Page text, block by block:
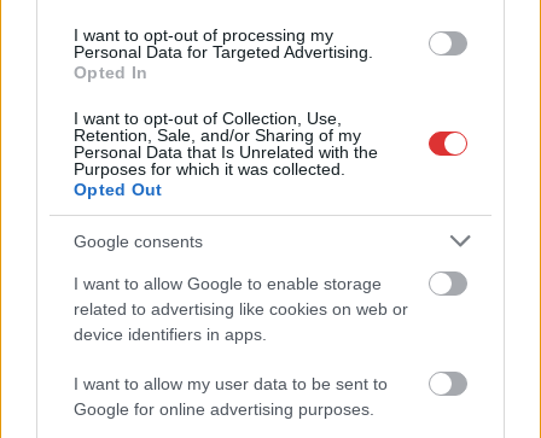
I want to opt-out of processing my
Personal Data for Targeted Advertising.
Opted In
I want to opt-out of Collection, Use,
Retention, Sale, and/or Sharing of my
Personal Data that Is Unrelated with the
Purposes for which it was collected.
Opted Out
Google consents
I want to allow Google to enable storage
related to advertising like cookies on web or
device identifiers in apps.
I want to allow my user data to be sent to
Google for online advertising purposes.
Meghosszabbított hőségriasztás és
vízkorlátozások, a mezőtúri kórházban leállt a klíma
Meghosszabbította az ország egész területére érvényes,
harmadfokú hőségriasztást az Országos Tisztifőorvos
augusztus 7-én éjfélig, miközben a...
JNSZ megyei hírek